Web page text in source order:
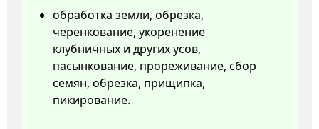
обработка земли, обрезка,
черенкование, укоренение
клубничных и других усов,
пасынкование, прореживание, сбор
семян, обрезка, прищипка,
пикирование.